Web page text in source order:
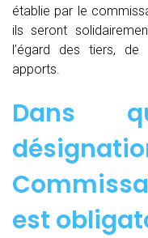
établie par le
ils seront
l’égard des tiers, de
apports.
Dans
est